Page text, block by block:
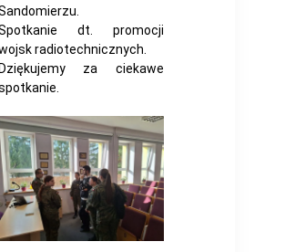
dt. promocji
radiotechnicznych.
Dziękujemy za ciekawe